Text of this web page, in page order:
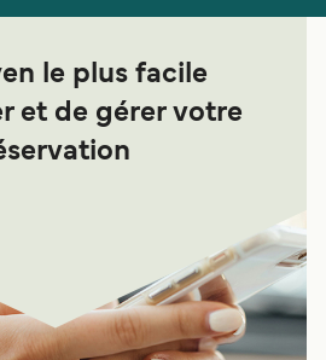
le plus facile
et de gérer votre